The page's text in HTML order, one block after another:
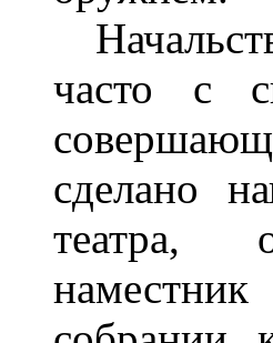
часто с
сделано
театра,